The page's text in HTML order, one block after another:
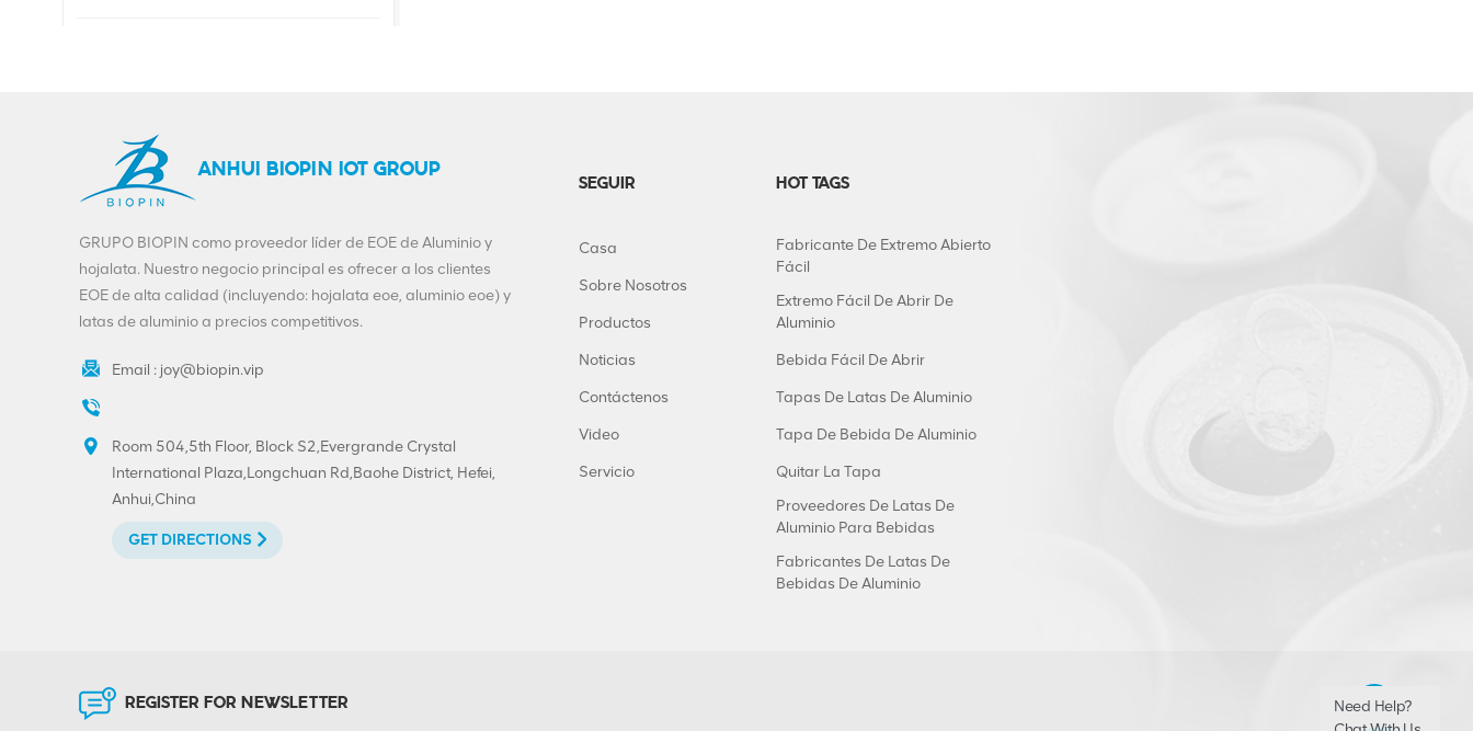
botella de vidrio
directo de fábrica de
extremo abierto fácil
de aluminio
401#99mm
VIEW DETAILS
extremos de bebidas-
VIEW DETAILS
Extremo despegable
de hojalata y aluminio
de 300 # 73 mm con
personalizada de
ANHUI BIOPIN IOT GROUP
GRUPO BIOPIN como proveedor líder de EOE de Aluminio y
hojalata. Nuestro negocio principal es ofrecer a los clientes
EOE de alta calidad (incluyendo: hojalata eoe, aluminio eoe) y
latas de aluminio a precios competitivos.
Email : joy@biopin.vip
Room 504,5th Floor, Block S2,Evergrande Crystal
International Plaza,Longchuan Rd,Baohe District, Hefei,
Anhui,China
GET DIRECTIONS
SEGUIR
Casa
Sobre Nosotros
Productos
Noticias
Contáctenos
Video
Servicio
HOT TAGS
Fabricante De Extremo Abierto
Fácil
Extremo Fácil De Abrir De
Aluminio
Bebida Fácil De Abrir
Tapas De Latas De Aluminio
Tapa De Bebida De Aluminio
Quitar La Tapa
Proveedores De Latas De
Aluminio Para Bebidas
Fabricantes De Latas De
Bebidas De Aluminio
REGISTER FOR NEWSLETTER
Need Help?